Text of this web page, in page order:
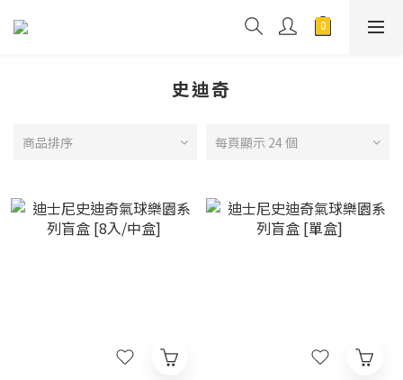
史迪奇
商品排序 每頁顯示 24 個